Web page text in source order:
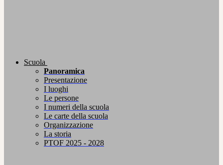
Scuola
Panoramica
Presentazione
I luoghi
Le persone
I numeri della scuola
Le carte della scuola
Organizzazione
La storia
PTOF 2025 - 2028